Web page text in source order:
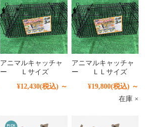
アニマルキャッチャ
ー Ｌサイズ
¥12,430(税込) ～
アニマルキャッチャ
ー ＬＬサイズ
¥19,800(税込) ～
在庫 ×